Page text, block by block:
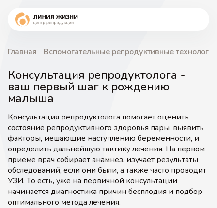
Главная Вспомогательные репродуктивные технологии
Консультация репродуктолога -
ваш первый шаг к рождению
малыша
Консультация репродуктолога помогает оценить
состояние репродуктивного здоровья пары, выявить
факторы, мешающие наступлению беременности, и
определить дальнейшую тактику лечения. На первом
приеме врач собирает анамнез, изучает результаты
обследований, если они были, а также часто проводит
УЗИ. То есть, уже на первичной консультации
начинается диагностика причин бесплодия и подбор
оптимального метода лечения.